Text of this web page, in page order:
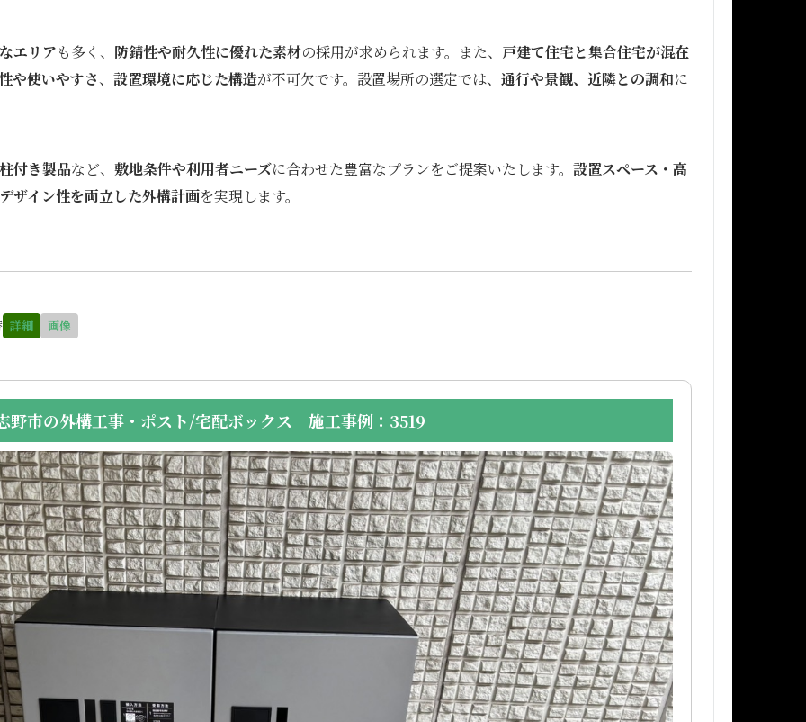
エリアも多く、 防錆性や耐久性に優れた素材の採用が求められます。また、 戸建て住宅と集合住宅が混在
や使いやすさ、 設置環境に応じた構造が不可欠です。設置場所の選定では、 通行や景観、近隣との調和に
付き製品など、 敷地条件や利用者ニーズに合わせた豊富なプランをご提案いたします。 設置スペース・高
ザイン性を両立した外構計画を実現します。
詳細 画像
野市の外構工事・ポスト/宅配ボックス 施工事例：3519